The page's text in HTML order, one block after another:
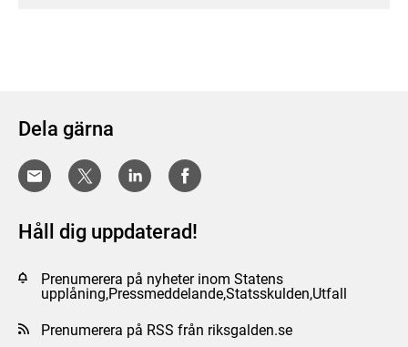
Dela gärna
Håll dig uppdaterad!
Prenumerera på nyheter inom Statens
upplåning,Pressmeddelande,Statsskulden,Utfall
Prenumerera på RSS från riksgalden.se